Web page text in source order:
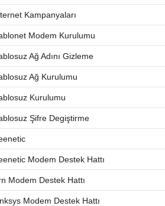
Kampanyaları
Modem Kurulumu
Ağ Adını Gizleme
Ağ Kurulumu
Kurulumu
Şifre Degiştirme
Modem Destek Hattı
Modem Destek Hattı
Modem Destek Hattı